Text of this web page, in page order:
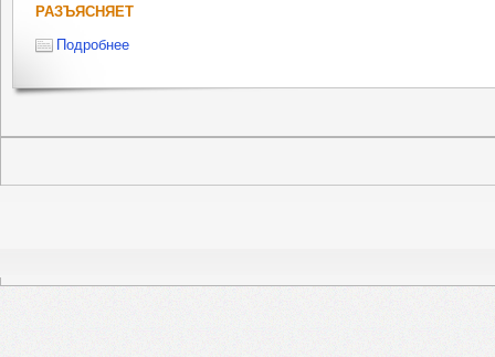
РАЗЪЯСНЯЕТ
Подробнее